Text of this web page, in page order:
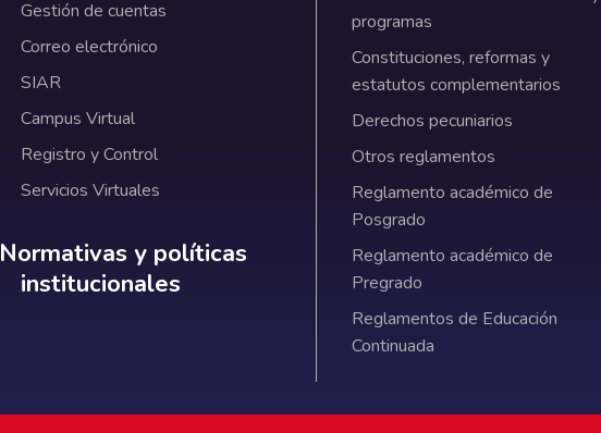
Gestión de cuentas
Correo electrónico
SIAR
Campus Virtual
Registro y Control
Servicios Virtuales
Normativas y políticas institucionales
Normativas y políticas
institucionales
programas
Constituciones, reformas y
estatutos complementarios
Derechos pecuniarios
Otros reglamentos
Reglamento académico de
Posgrado
Reglamento académico de
Pregrado
Reglamentos de Educación
Continuada